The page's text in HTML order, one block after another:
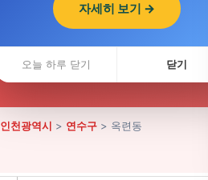
인천광역시 연
인천광역시 > 연수구 > 옥련동
자세히 보기 →
오늘 하루 닫기 닫기